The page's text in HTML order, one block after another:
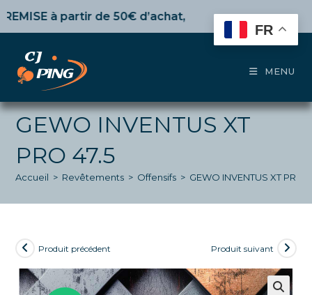
à partir de 50€ d’achat,10%dès 100€,15%pour
MENU
GEWO INVENTUS XT
PRO 47.5
Accueil > Revêtements > Offensifs > GEWO INVENTUS XT PRO
Produit précédent Produit suivant
FR